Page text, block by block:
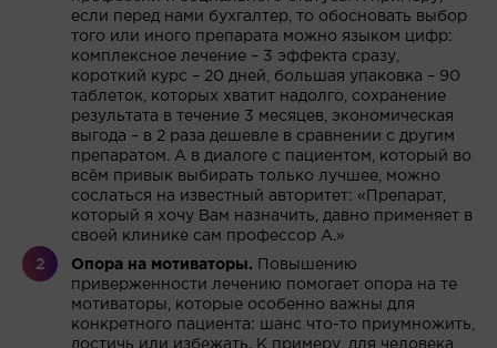
если перед нами бухгалтер, то обосновать выбор
того или иного препарата можно языком цифр:
комплексное лечение – 3 эффекта сразу,
короткий курс – 20 дней, большая упаковка – 90
таблеток, которых хватит надолго, сохранение
результата в течение 3 месяцев, экономическая
выгода – в 2 раза дешевле в сравнении с другим
препаратом. А в диалоге с пациентом, который во
всём привык выбирать только лучшее, можно
сослаться на известный авторитет: «Препарат,
который я хочу Вам назначить, давно применяет в
своей клинике сам профессор А.»
Опора на мотиваторы.
Повышению
приверженности лечению помогает опора на те
мотиваторы, которые особенно важны для
конкретного пациента: шанс что-то приумножить,
достичь или избежать. К примеру, для человека